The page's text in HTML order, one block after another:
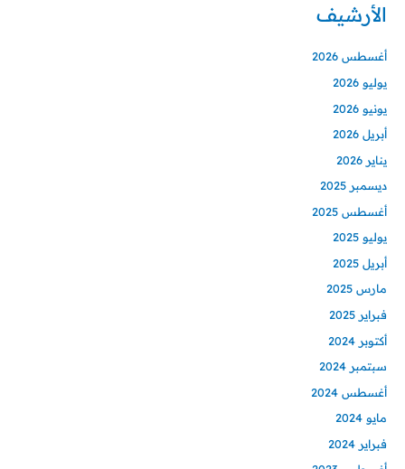
الأرشيف
أغسطس 2026
يوليو 2026
يونيو 2026
أبريل 2026
يناير 2026
ديسمبر 2025
أغسطس 2025
يوليو 2025
أبريل 2025
مارس 2025
فبراير 2025
أكتوبر 2024
سبتمبر 2024
أغسطس 2024
مايو 2024
فبراير 2024